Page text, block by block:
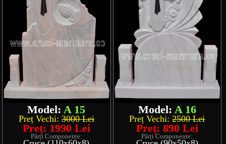
Model: A 15
Preț Vechi: 3000 Lei
Preț: 1990 Lei
Părți Componente:
Model: A 16
Preț Vechi:2500 Lei
Preț: 890 Lei
Părți Componente: